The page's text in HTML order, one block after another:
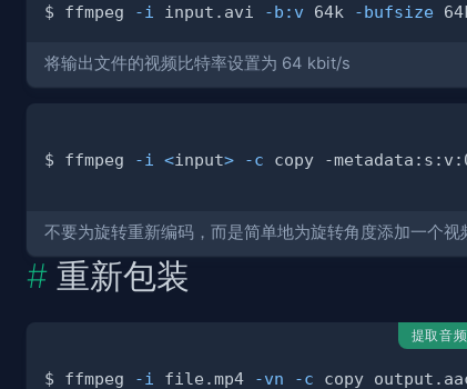
$ ffmpeg -i input.avi -b:v 64k -bufsize
将输出文件的视频比特率设置为 64 kbit/s
$ ffmpeg -i <input> -c copy -
不要为旋转重新编码，而是简单地为旋转角度添加一个视
重新包装
提取音
$ ffmpeg -i file.mp4 -vn -c